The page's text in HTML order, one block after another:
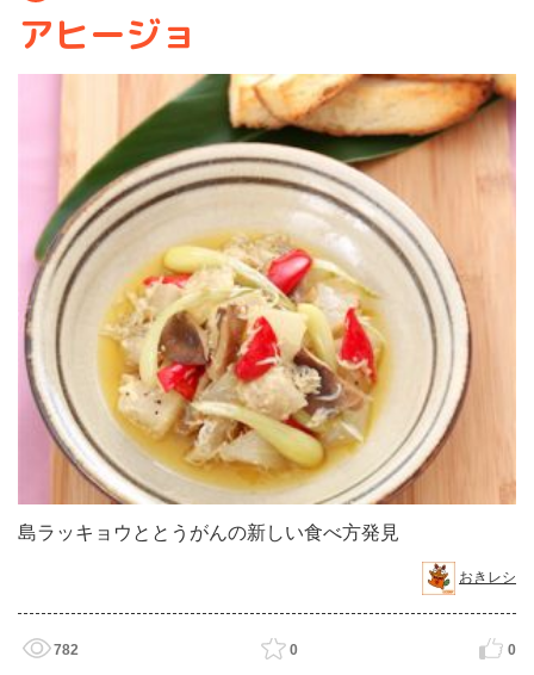
アヒージョ
島ラッキョウととうがんの新しい食べ方発見
おきレシ
782 0 0